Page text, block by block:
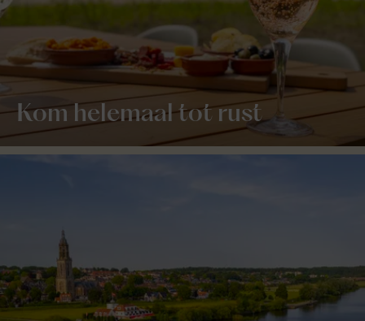
Kom helemaal tot rust